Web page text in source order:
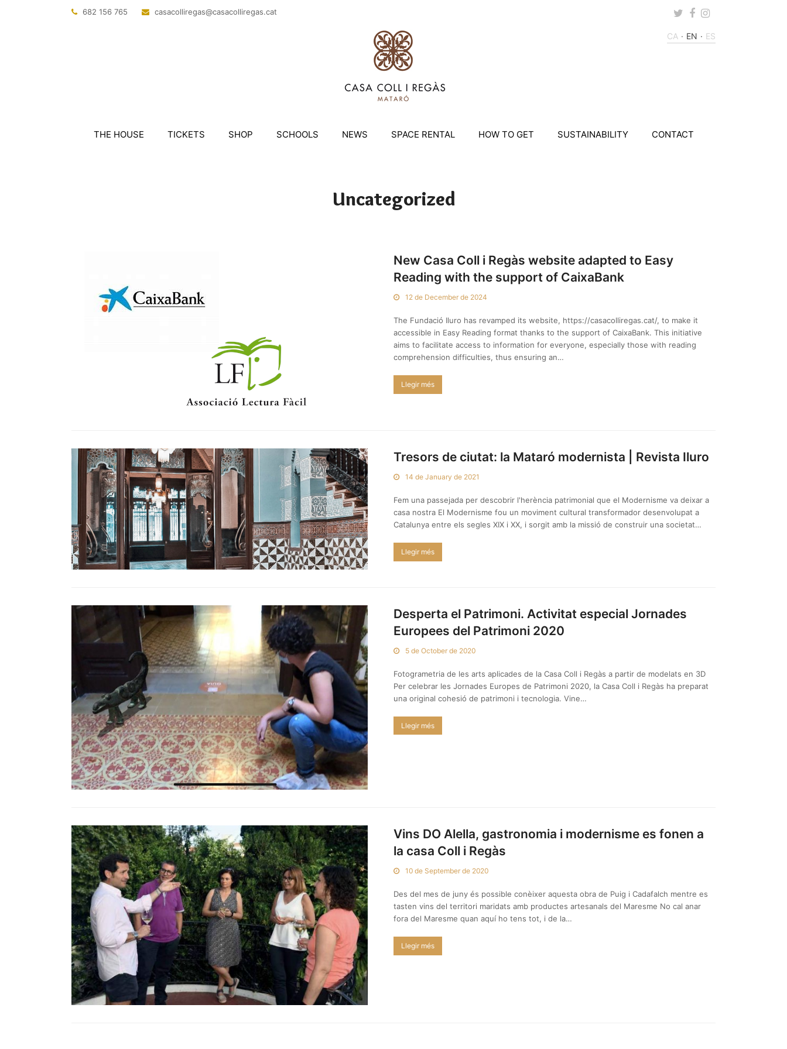
682 156 765 tac.sagerillocasac
@sagerillocasac Twitter
Facebook
Instagram
CA EN ES
THE HOUSE TICKETS SHOP SCHOOLS NEWS SPACE RENTAL HOW TO GET SUSTAINABILITY CONTACT
Uncategorized
New Casa Coll i Regàs website adapted to Easy
Reading with the support of CaixaBank
12 de December de 2024
The Fundació Iluro has revamped its website, https://casacolliregas.cat/, to make it
accessible in Easy Reading format thanks to the support of CaixaBank. This initiative
aims to facilitate access to information for everyone, especially those with reading
comprehension difficulties, thus ensuring an…
Llegir més
Tresors de ciutat: la Mataró modernista | Revista Iluro
14 de January de 2021
Fem una passejada per descobrir l'herència patrimonial que el Modernisme va deixar a
casa nostra El Modernisme fou un moviment cultural transformador desenvolupat a
Catalunya entre els segles XIX i XX, i sorgit amb la missió de construir una societat…
Llegir més
Desperta el Patrimoni. Activitat especial Jornades
Europees del Patrimoni 2020
5 de October de 2020
Fotogrametria de les arts aplicades de la Casa Coll i Regàs a partir de modelats en 3D
Per celebrar les Jornades Europes de Patrimoni 2020, la Casa Coll i Regàs ha preparat
una original cohesió de patrimoni i tecnologia. Vine…
Llegir més
Vins DO Alella, gastronomia i modernisme es fonen a
la casa Coll i Regàs
10 de September de 2020
Des del mes de juny és possible conèixer aquesta obra de Puig i Cadafalch mentre es
tasten vins del territori maridats amb productes artesanals del Maresme No cal anar
fora del Maresme quan aquí ho tens tot, i de la…
Llegir més